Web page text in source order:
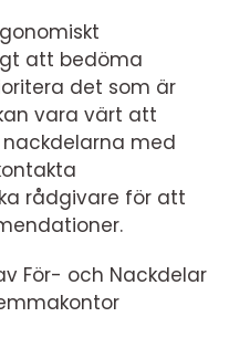
att bedöma
det som är
vara värt att
med
rådgivare för att
För- och Nackdelar